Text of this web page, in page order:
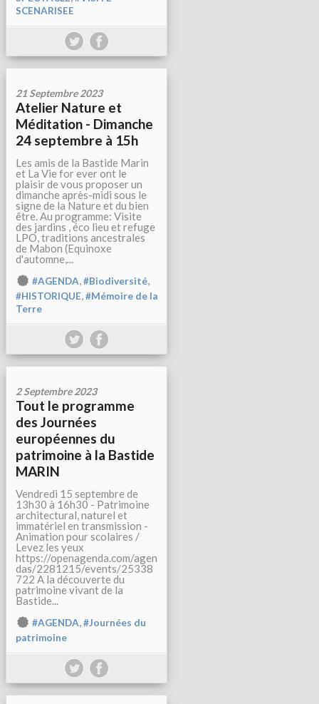
SCENARISEE
21 Septembre 2023
Atelier Nature et
Méditation - Dimanche
24 septembre à 15h
Les amis de la Bastide Marin
et La Vie for ever ont le
plaisir de vous proposer un
dimanche après-midi sous le
signe de la Nature et du bien
être. Au programme: Visite
des jardins , éco lieu et refuge
LPO, traditions ancestrales
de Mabon (Equinoxe
d'automne,...
#AGENDA,#Biodiversité,
#HISTORIQUE,#Mémoire de la
Terre
2 Septembre 2023
Tout le programme
des Journées
européennes du
patrimoine à la Bastide
MARIN
Vendredi 15 septembre de
13h30 à 16h30 - Patrimoine
architectural, naturel et
immatériel en transmission -
Animation pour scolaires /
Levez les yeux
https://openagenda.com/agen
das/2281215/events/25338
722 A la découverte du
patrimoine vivant de la
Bastide...
#AGENDA,#Journées du
patrimoine